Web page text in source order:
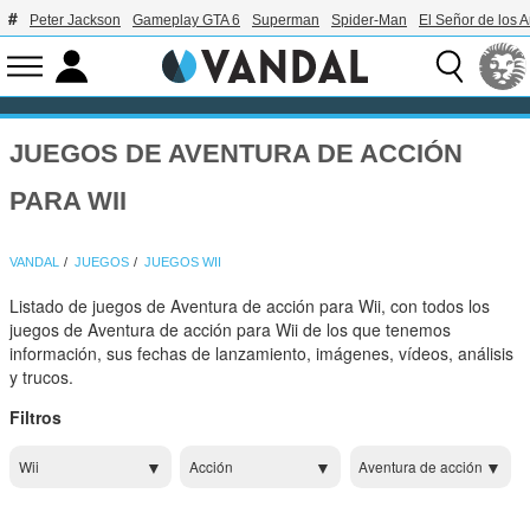
Peter Jackson Gameplay GTA 6 Superman Spider-Man El Señor de los
JUEGOS DE AVENTURA DE ACCIÓN
PARA WII
VANDAL JUEGOS JUEGOS WII
Listado de juegos de Aventura de acción para Wii, con todos los
juegos de Aventura de acción para Wii de los que tenemos
información, sus fechas de lanzamiento, imágenes, vídeos, análisis
y trucos.
Filtros
Wii Acción Aventura de acción